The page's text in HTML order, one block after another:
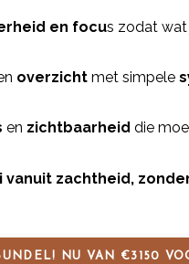
en focus zodat
overzichtmet simpele
en zichtbaarheid die
vanuit zachtheid,
NU VAN €3150